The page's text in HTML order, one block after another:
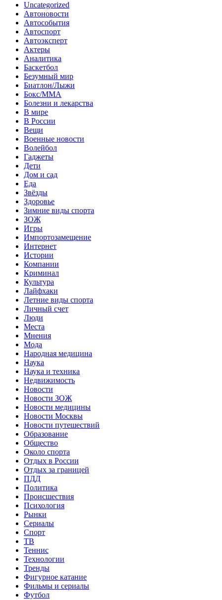
Uncategorized
Автоновости
Автособытия
Автоспорт
Автоэксперт
Актеры
Аналитика
Баскетбол
Безумный мир
Биатлон/Лыжи
Бокс/MMA
Болезни и лекарства
В мире
В России
Вещи
Военные новости
Волейбол
Гаджеты
Дети
Дом и сад
Еда
Звёзды
Здоровье
Зимние виды спорта
ЗОЖ
Игры
Импортозамещение
Интернет
Истории
Компании
Криминал
Культура
Лайфхаки
Летние виды спорта
Личный счет
Люди
Места
Мнения
Мода
Народная медицина
Наука
Наука и техника
Недвижимость
Новости
Новости ЗОЖ
Новости медицины
Новости Москвы
Новости путешествий
Образование
Общество
Около спорта
Отдых в России
Отдых за границей
ПДД
Политика
Происшествия
Психология
Рынки
Сериалы
Спорт
ТВ
Теннис
Технологии
Тренды
Фигурное катание
Фильмы и сериалы
Футбол